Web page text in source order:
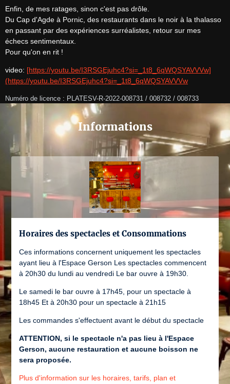
Enfin, de mes ratages, sinon c'est pas drôle.
Du Cap d'Agde à Pornic, des restaurants dans le noir à la thalasso
en passant par des expériences surréalistes, retour sur mes
échecs sentimentaux.
Pour qu'on en rit !
video: [https://youtu.be/I3RSGEjuhc4?si=_1t8_6qWQSYAVVVw]
(https://youtu.be/I3RSGEjuhc4?si=_1t8_6qWQSYAVVVw
Numéro de licence : PLATESV-R-2022-008731 / 008732 / 008733
Informations
Horaires des spectacles et Consommations
Ces informations concernent uniquement les spectacles
ayant lieu à l'Espace Gerson Les spectacles commencent
à 20h30 du lundi au vendredi Le bar ouvre à 19h30.
Le samedi le bar ouvre à 17h45, pour un spectacle à
18h45 Et à 20h30 pour un spectacle à 21h15
Les commandes s'effectuent avant le début du spectacle
ATTENTION, si le spectacle n'a pas lieu à l'Espace
Gerson, aucune restauration et aucune boisson ne
sera proposée.
Plus d'information sur les horaires, tarifs, plan et